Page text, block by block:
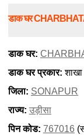
डाक घर
डाक घर:
डाक घर प्रकार: शाखा
जिला: SONAPUR
राज्य: उड़ीसा
पिन कोड: 767016